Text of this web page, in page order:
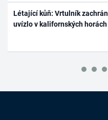
Létající kůň: Vrtulník
uvízlo v kalifornských horách